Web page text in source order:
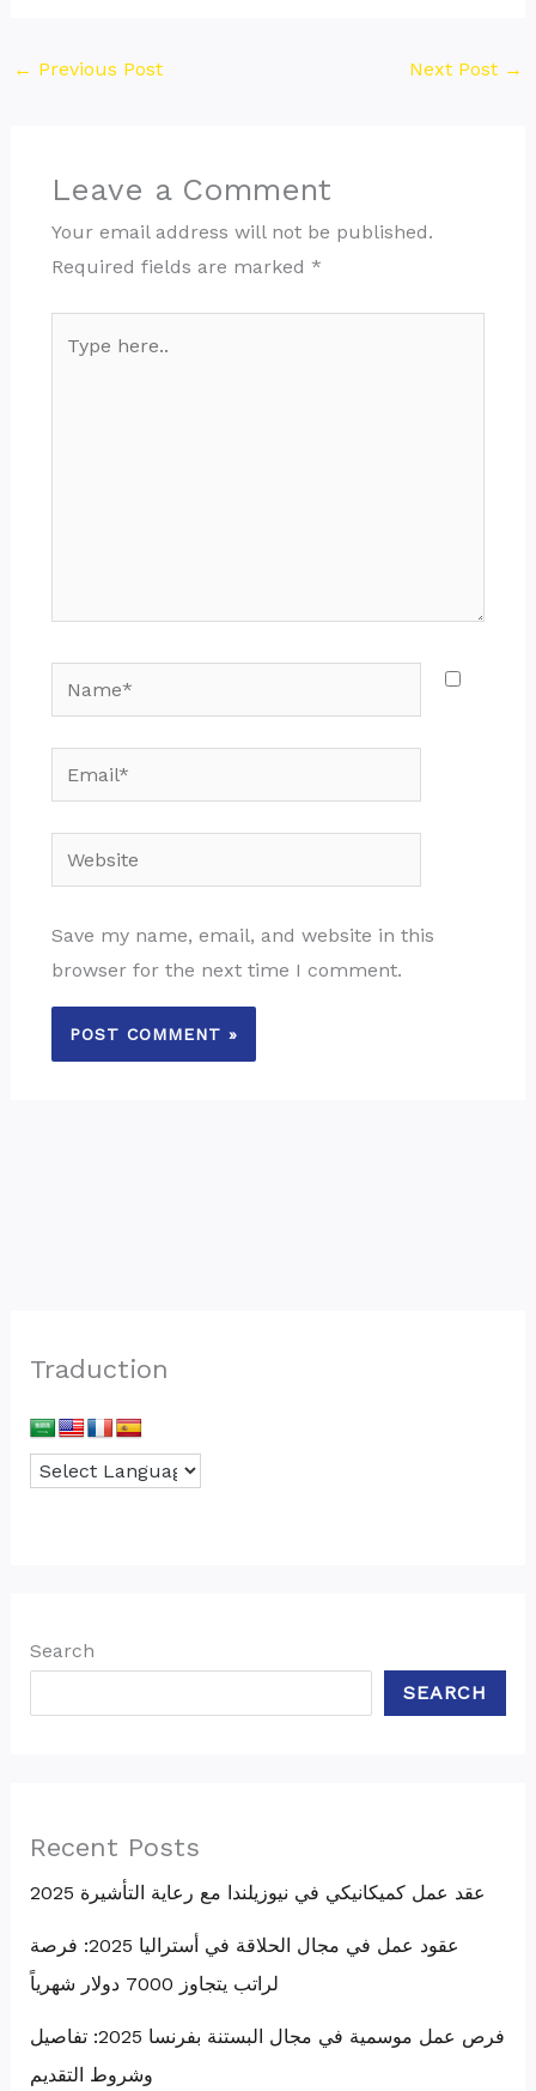
← Previous Post Next Post →
Leave a Comment
Your email address will not be published.
Required fields are marked *
here..
Email*
Website
Save my name, email, and website in this
browser for the next time I comment.
Traduction
Search
SEARCH
Recent Posts
عقد عمل كميكانيكي في نيوزيلندا مع رعاية التأشيرة 2025
عقود عمل في مجال الحلاقة في أستراليا 2025: فرصة
لراتب يتجاوز 7000 دولار شهرياً
فرص عمل موسمية في مجال البستنة بفرنسا 2025: تفاصيل
وشروط التقديم